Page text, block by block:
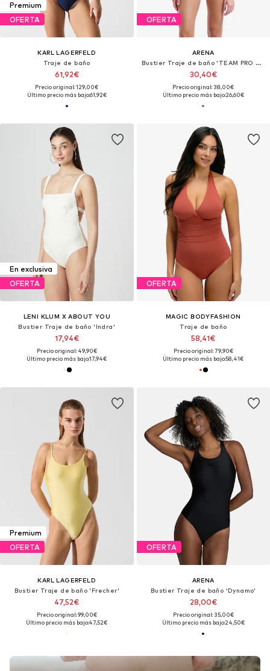
Premium
OFERTA
KARL LAGERFELD
Traje de baño
61,92€
Precio original: 129,00€
Último precio más bajo:61,92€
OFERTA
ARENA
Bustier Traje de baño 'TEAM PRO SOLID'
30,40€
Precio original: 38,00€
Último precio más bajo:26,60€
En exclusiva
OFERTA
LENI KLUM X ABOUT YOU
Bustier Traje de baño 'Indra'
17,94€
Precio original: 49,90€
Último precio más bajo:17,94€
OFERTA
MAGIC BODYFASHION
Traje de baño
58,41€
Precio original: 79,90€
Último precio más bajo:58,41€
Premium
OFERTA
KARL LAGERFELD
Bustier Traje de baño 'Frecher'
47,52€
Precio original: 99,00€
Último precio más bajo:47,52€
OFERTA
ARENA
Bustier Traje de baño 'Dynamo'
28,00€
Precio original: 35,00€
Último precio más bajo:24,50€